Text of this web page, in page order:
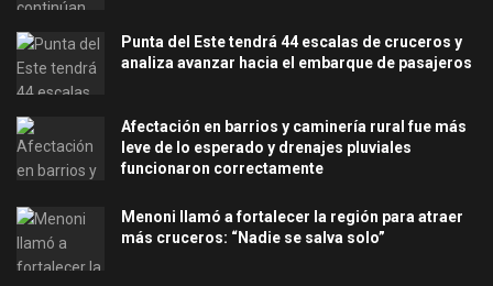
Punta del Este tendrá 44 escalas de cruceros y
analiza avanzar hacia el embarque de pasajeros
Afectación en barrios y caminería rural fue más
leve de lo esperado y drenajes pluviales
funcionaron correctamente
Menoni llamó a fortalecer la región para atraer
más cruceros: “Nadie se salva solo”